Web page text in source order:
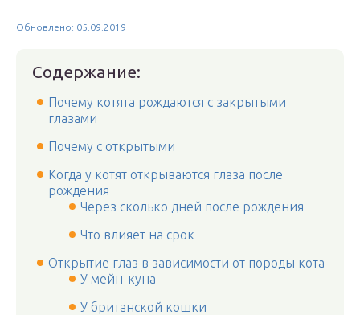
Обновлено: 05.09.2019
Содержание:
Почему котята рождаются с закрытыми
глазами
Почему с открытыми
Когда у котят открываются глаза после
рождения
Через сколько дней после рождения
Что влияет на срок
Открытие глаз в зависимости от породы кота
У мейн-куна
У британской кошки